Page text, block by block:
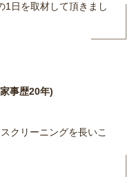
1日を取材して頂きまし
事歴20年)
クリーニングを長いこ